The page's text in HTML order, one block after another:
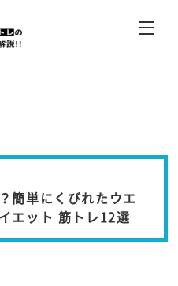
簡単にくびれたウエ
エット 筋トレ12選